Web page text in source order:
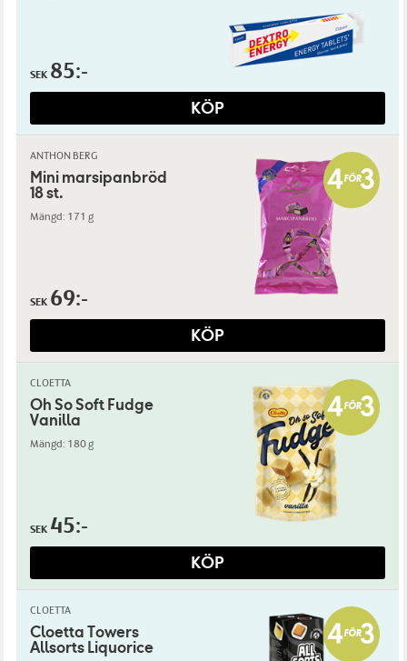
SEK 85:-
KÖP
ANTHON BERG
Mini marsipanbröd
18 st.
Mängd: 171 g
SEK 69:-
KÖP
CLOETTA
Oh So Soft Fudge
Vanilla
Mängd: 180 g
SEK 45:-
KÖP
CLOETTA
Cloetta Towers
Allsorts Liquorice